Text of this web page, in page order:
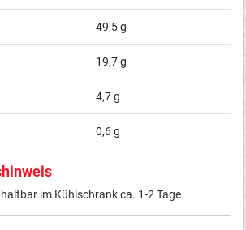
49,5 g
19,7 g
4,7 g
0,6 g
im Kühlschrank ca. 1-2 Tage